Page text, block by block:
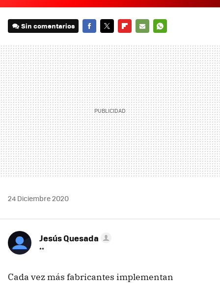
Sin comentarios
MAIL
24 Diciembre 2020
Jesús Quesada
**
Cada vez más fabricantes implementan